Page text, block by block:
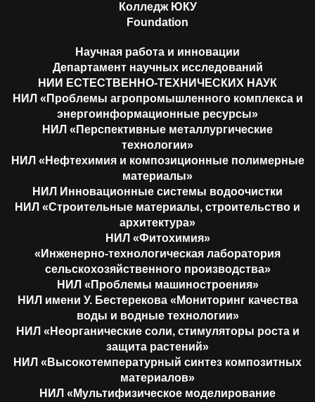
Колледж ЮКУ
Foundation
Научная работа и инновации
Департамент научных исследований
НИИ ЕСТЕСТВЕННО-ТЕХНИЧЕСКИХ НАУК
НИЛ «Проблемы агропромышленного комплекса и
энергоинформационные ресурсы»
НИЛ «Перспективные металлургические
технологии»
НИЛ «Нефтехимия и композиционные полимерные
материалы»
НИЛ Инновационные системы водоочистки
НИЛ «Строительные материалы, строительство и
архитектура»
НИЛ «Фитохимия»
«Инженерно-технологическая лаборатория
сельскохозяйственного производства»
НИЛ «Проблемы машиностроения»
НИЛ имени У. Бестерекова «Мониторинг качества
воды и водные технологии»
НИЛ «Неорганические соли, стимуляторы роста и
защита растений»
НИЛ «Высокотемпературный синтез композитных
материалов»
НИЛ «Мультифизическое моделирование